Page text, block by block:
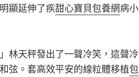
顯延伸了疾甜心寶貝包養網病小
林天秤發出了一聲冷笑，這聲冷
弦。套高效平安的線粒體移植包